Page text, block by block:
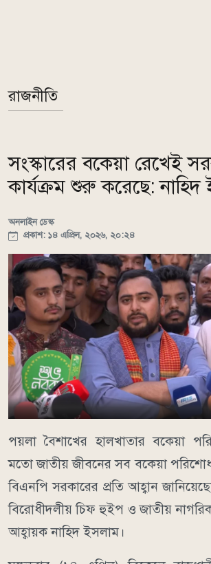
রাজনীতি
সংস্কারের বকেয়া রেখেই
কার্যক্রম শুরু করেছে:
অনলাইন ডেস্ক
প্রকাশ: ১৪ এপ্রিল, ২০২৬, ২০:২৪
পয়লা বৈশাখের হালখাতার বকেয়া
মতো জাতীয় জীবনের সব বকেয়া
বিএনপি সরকারের প্রতি আহ্বান
বিরোধীদলীয় চিফ হুইপ ও জাতীয়
আহ্বায়ক নাহিদ ইসলাম।